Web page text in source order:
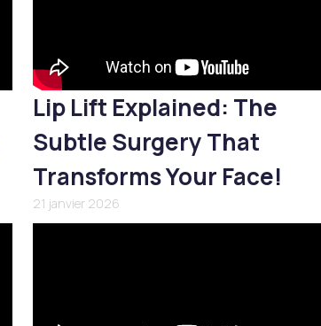
Lip Lift Explained: The
Subtle Surgery That
Transforms Your Face!
21 janvier 2026